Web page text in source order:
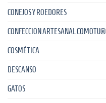
CONEJOS Y ROEDORES
CONFECCION ARTESANAL COMOTU®
COSMÉTICA
DESCANSO
GATOS